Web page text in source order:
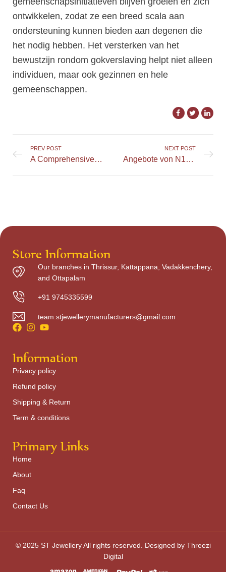
ontwikkelen, zodat ze een breed scala aan
ondersteuning kunnen bieden aan degenen die
het nodig hebben. Het versterken van het
bewustzijn rondom gokverslaving helpt niet alleen
individuen, maar ook gezinnen en hele
gemeenschappen.
PREV POST
A Comprehensive Look at LuckyMate Casino UK and Its Highlights
NEXT POST
Angebote von N1Bet für virtuelle Sportarten erkunden
Store Information
Our branches in Thrissur, Kattappana, Vadakkenchery,
and Ottapalam
+91 9745335599
team.stjewellerymanufacturers@gmail.com
Information
Privacy policy
Refund policy
Shipping & Return
Term & conditions
Primary Links
Home
About
Faq
Contact Us
© 2025 ST Jewellery All rights reserved. Designed by Threezi
Digital